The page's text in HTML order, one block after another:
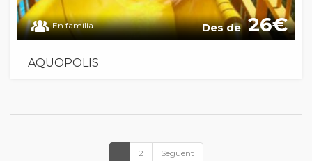
En família Des de 26
AQUOPOLIS
1 2 Següent